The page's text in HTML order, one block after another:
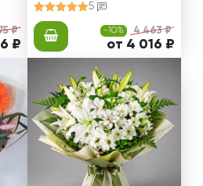
₽
₽
5
-10% 4 463 ₽
от 4 016 ₽